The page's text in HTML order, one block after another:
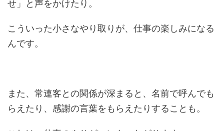
せ」と声をかけたり。
こういった小さなやり取りが、仕事の楽しみになる
んです。
また、常連客との関係が深まると、名前で呼んでも
らえたり、感謝の言葉をもらえたりすることも。